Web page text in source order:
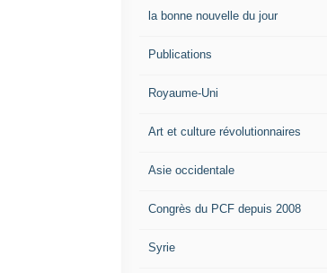
la bonne nouvelle du jour
Publications
Royaume-Uni
Art et culture révolutionnaires
Asie occidentale
Congrès du PCF depuis 2008
Syrie